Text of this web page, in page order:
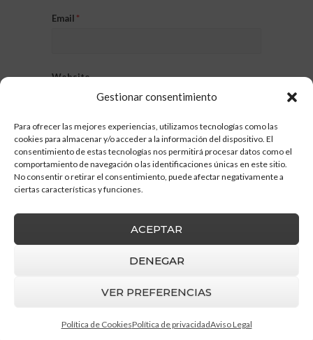
Gestionar consentimiento
Para ofrecer las mejores experiencias, utilizamos tecnologías como las
cookies para almacenar y/o acceder a la información del dispositivo. El
consentimiento de estas tecnologías nos permitirá procesar datos como el
comportamiento de navegación o las identificaciones únicas en este sitio.
No consentir o retirar el consentimiento, puede afectar negativamente a
ciertas características y funciones.
ACEPTAR
DENEGAR
VER PREFERENCIAS
Política de CookiesPolítica de privacidadAviso Legal
Email *
Website
de privacidad|Política de cookies